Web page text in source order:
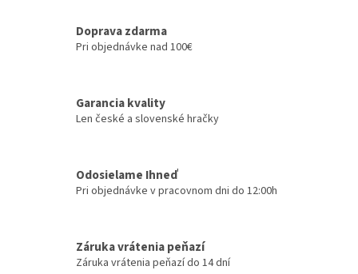
Doprava zdarma
Pri objednávke nad 100€
Garancia kvality
Len české a slovenské hračky
Odosielame Ihneď
Pri objednávke v pracovnom dni do 12:00h
Záruka vrátenia peňazí
Záruka vrátenia peňazí do 14 dní